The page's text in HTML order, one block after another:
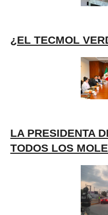
¿EL TECMOL
LA PRESIDENTA
TODOS LOS